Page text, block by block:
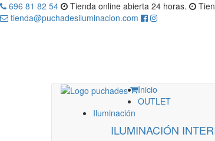
696 81 82 54 Tienda online abierta 24 horas.
tienda@puchadesiluminacion.com
Inicio
OUTLET
Iluminación
ILUMINACIÓN